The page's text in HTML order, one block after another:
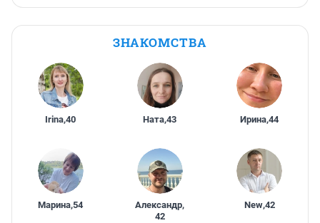
ЗНАКОМСТВА
Irina,40 Ната,43 Ирина,44
Марина,54 Александр,
42
New,42